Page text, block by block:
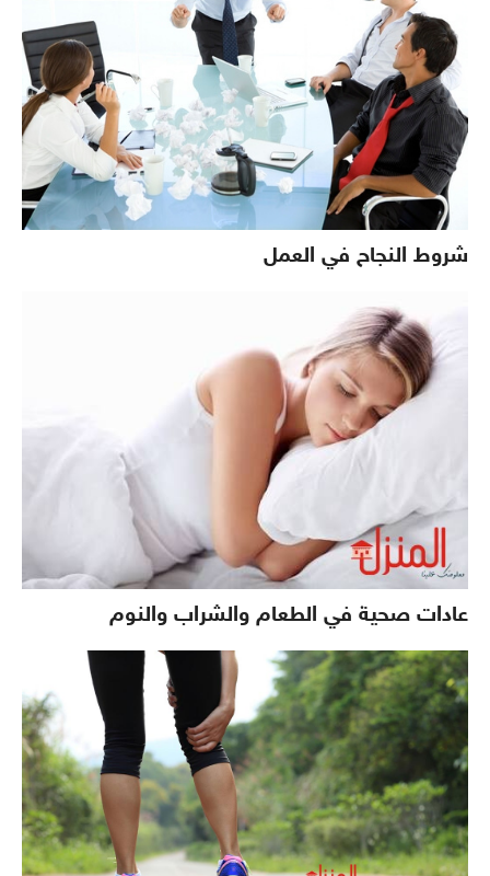
شروط النجاح في العمل
عادات صحية في الطعام والشراب والنوم